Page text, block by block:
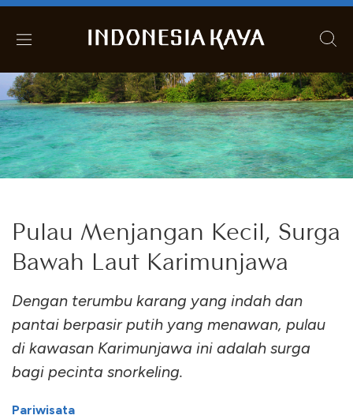
Pulau Menjangan Kecil, Surga
Bawah Laut Karimunjawa
Dengan terumbu karang yang indah dan
pantai berpasir putih yang menawan, pulau
di kawasan Karimunjawa ini adalah surga
bagi pecinta snorkeling.
Pariwisata